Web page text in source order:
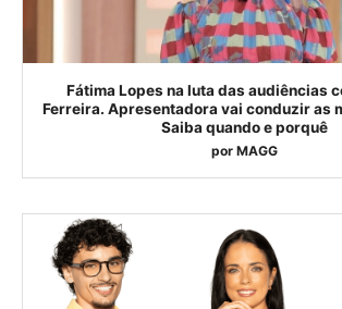
Fátima Lopes na luta das audiências
Ferreira. Apresentadora vai conduzir as
Saiba quando e porquê
por MAGG